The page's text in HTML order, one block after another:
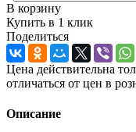
В корзину
Купить в 1 клик
Поделиться
Цена действительна
отличаться от цен в
Описание